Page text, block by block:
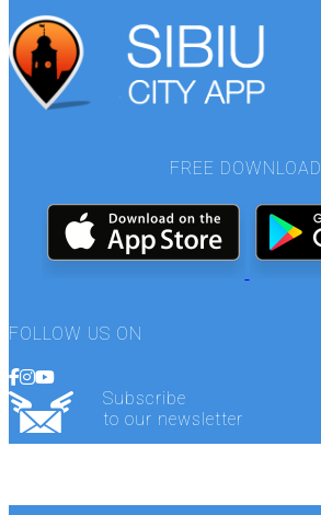
FREE DOWNLOAD
FOLLOW US ON
Subscribe
to our newsletter